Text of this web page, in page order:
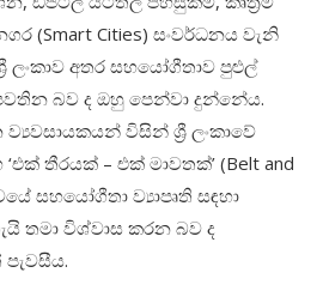
(Smart Cities) සංවර්ධනය වැනි
ලංකාව අතර සහයෝගීතාව පුළුල්
බව ද ඔහු පෙන්වා දුන්නේය.
ව්‍යවසායකයන් විසින් ශ් ලංකාවේ
‘එක් තීරයක් – එක් මාවතක්’ (Belt and
සහයෝගීතා ව්යාපෘති සඳහා
තමා විශ්වාස කරන බව ද
පැවසීය.